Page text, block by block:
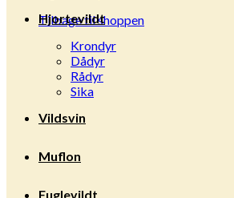
Tilbage til shoppen
Hjortevildt
Krondyr
Dådyr
Rådyr
Sika
Vildsvin
Muflon
Fuglevildt